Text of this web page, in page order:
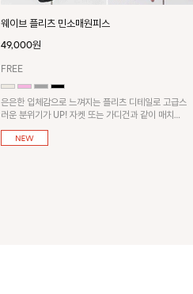
웨이브 플리츠 민소매원피스
49,000원
FREE
은은한 입체감으로 느껴지는 플리츠 디테일로 고급스
러운 분위기가 UP! 자켓 또는 가디건과 같이 매치해
도 잘 어울린답니다!